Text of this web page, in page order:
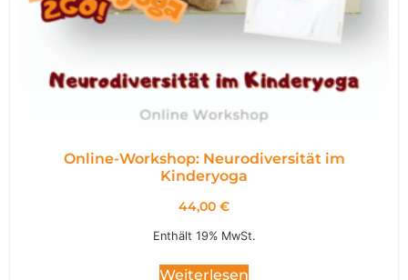
Online-Workshop: Neurodiversität im
Kinderyoga
44,00 €
Enthält 19% MwSt.
Weiterlesen